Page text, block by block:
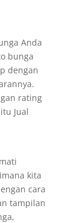
Anda
bunga
dengan
rating
Jual
kita
cara
tampilan